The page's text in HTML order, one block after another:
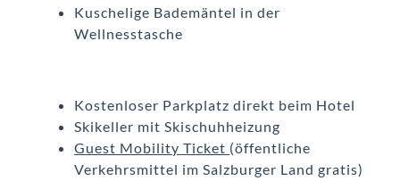
Kuschelige Bademäntel in der
Wellnesstasche
Kostenloser Parkplatz direkt beim Hotel
Skikeller mit Skischuhheizung
Guest Mobility Ticket (öffentliche
Verkehrsmittel im Salzburger Land gratis)